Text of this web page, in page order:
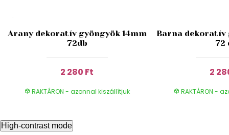
Arany dekoratív gyöngyök 14mm
72db
2 280 Ft
RAKTÁRON - azonnal kiszállítjuk
Barna dekoratív
72
2
RAKTÁRON -
High-contrast mode